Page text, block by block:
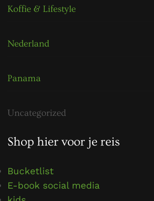
Koffie & Lifestyle
Nederland
Panama
Uncategorized
Shop hier voor je reis
Bucketlist
E-book social media